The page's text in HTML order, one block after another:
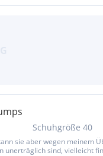
Schuhgröße 40
sie aber wegen meinem
unerträglich sind, vielleicht